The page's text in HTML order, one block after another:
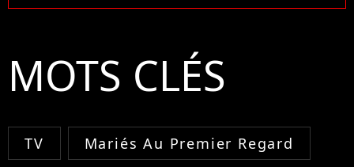
MOTS CLÉS
TV Mariés Au Premier Regard